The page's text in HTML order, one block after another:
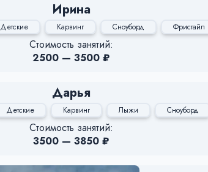
Ирина
Детские Карвинг Сноуборд Фристайл
Стоимость занятий:
2500 — 3500 ₽
Дарья
Детские Карвинг Лыжи Сноуборд
Стоимость занятий:
3500 — 3850 ₽